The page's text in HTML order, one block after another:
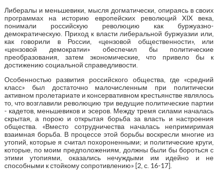
Либералы и меньшевики, мысля догматически, опираясь в своих
программах на историю европейских революций XIX века,
понимали российскую революцию как буржуазно-
демократическую. Приход к власти либеральной буржуазии или,
как говорили в России, «цензовой общественности», или
«цензовой демократии» обеспечил бы политические
преобразования, затем экономические, что привело бы к
достижению социальной справедливости.
Особенностью развития российского общества, где «средний
класс» был достаточно малочисленным при политически
активном пролетариате и консервативном крестьянстве являлось
то, что возглавили революцию три ведущие политические партии
- кадетов, меньшевиков и эсеров. Между тремя силами началась
скрытая, а порою и открытая борьба за власть и настроения
общества. «Вместо сотрудничества началась непримиримая
взаимная борьба. В процессе этой борьбы воскресли многие из
утопий, которые я считал похороненными; и политические круги,
которые, по моим предположениям, должны были бы бороться с
этими утопиями, оказались нечуждыми им идейно и не
способными к стойкому сопротивлению» [2, с. 16-17].